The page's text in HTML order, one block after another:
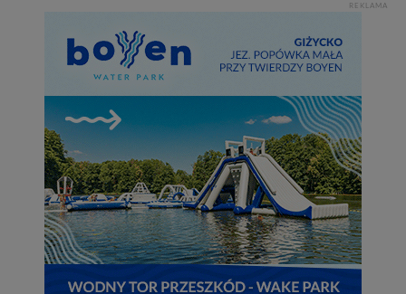
REKLAMA
nas bezpieczne, jeśli masz wątpliwości co do naszych
intencji, zawsze możesz wycofać swoją zgodę. Więcej
informacji uzyskach w naszej
Polityce Prywatności.
wyrażasz zgodę na przetwarzanie Twoich danych.
Nasz serwis nie wykorzystuje oraz nie udostępnia
Twoich danych innym podmiotom oraz osobom
trzecim. Wyjątkiem jest sytuacja, gdy przekazanie
Twoich danych jest elementem usługi (przekazanie
danych z formularza kontaktowego, przekazanie danych
w przypadku rezerwacji usług typu: nocleg, czartery,
itp). Więcej informacji o zasadach i funkcjonalności
Regulaminie Serwisu.